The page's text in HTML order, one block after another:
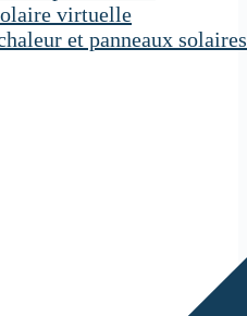
virtuelle
et panneaux solaires